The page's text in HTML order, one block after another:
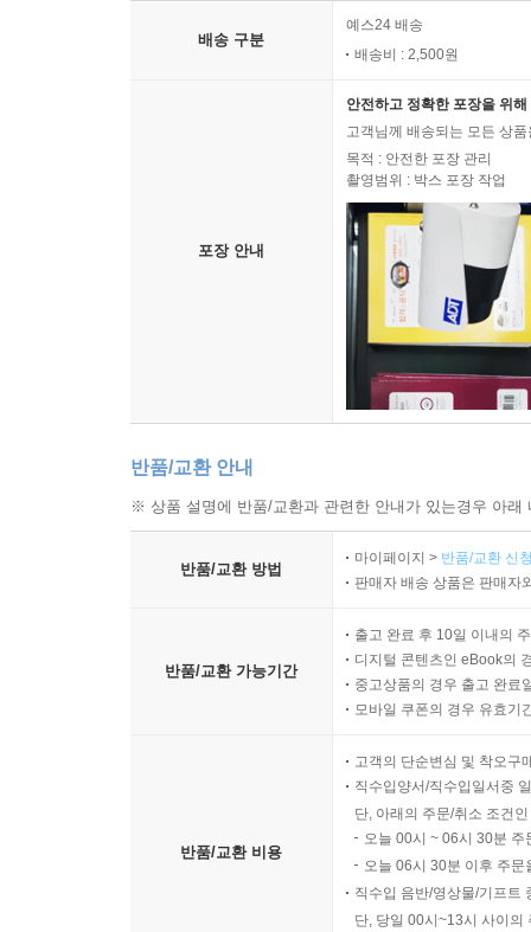
배송 구분
예스24 배송
배송비 : 2,500원
포장 안내
안전하고 정확한 포장을 위
고객님께 배송되는 모든 상
목적 : 안전한 포장 관리
촬영범위 : 박스 포장 작업
반품/교환 안내
※ 상품 설명에 반품/교환과 관련한 안내가 있는경우 아
반품/교환 방법
마이페이지 > 반품/교환 신
판매자 배송 상품은 판매자
반품/교환 가능기간
출고 완료 후 10일 이내의
디지털 콘텐츠인 eBook의
중고상품의 경우 출고 완료
모바일 쿠폰의 경우 유효기
반품/교환 비용
고객의 단순변심 및 착오구
직수입양서/직수입일서중
단, 아래의 주문/취소 조건
오늘 00시 ~ 06시 30분
오늘 06시 30분 이후 주
직수입 음반/영상물/기프트
단, 당일 00시~13시 사이의